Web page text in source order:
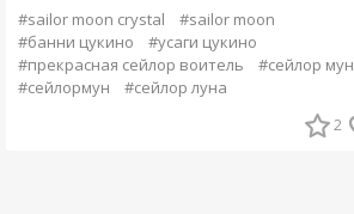
#sailor moon crystal
#sailor moon
#банни цукино
#усаги цукино
#прекрасная сейлор воитель
#сейлор мун
#сейлормун
#сейлор луна
2